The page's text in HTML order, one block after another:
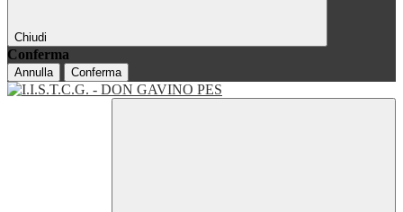
Chiudi
Conferma
Annulla Conferma